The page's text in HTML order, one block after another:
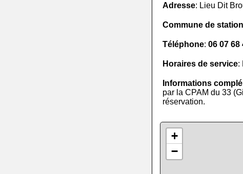
Adresse: Lieu Dit
Commune de
Téléphone: 06 07 68
Horaires de service:
Informations
par la CPAM du 33
réservation.
+
−